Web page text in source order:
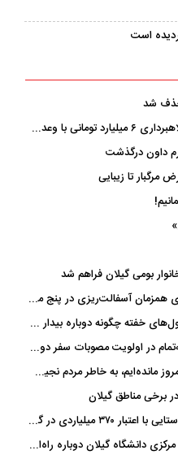
است
حذف شد
دستگیری ۲ زن در لاهیجان به اتهام کلاهبرداری ۶ میلیارد تومانی با وعده وام
داون درگذشت
مرگبار تا زیبایی
شب‌های عمرانی رشت ادامه دارد؛ اجرای همزمان آسفالت‌ریزی در پنج منطقه شهری
راز بازگشت سرطان پس از سال‌ها؛ سلول‌های خفته چگونه دوباره بیدار می‌شوند؟
آب، فاضلاب، پسماند و پروژه‌های نیمه‌تمام در اولویت مصوبات سفر دولت
همه مردم ایران را حفظ کردند/ اگر تا امروز مانده‌ایم، به ‌خاطر مردم نجیب ایران بوده است
برخی مناطق گیلان
شروع عملیات آسفالت ۵ پروژه راه ‌روستایی با اعتبار ۳۷۰ میلیاردی در گیلان
دستگاه پیشرفته ICP OES آزمایشگاه مرکزی دانشگاه گیلان دوباره راه‌اندازی شد